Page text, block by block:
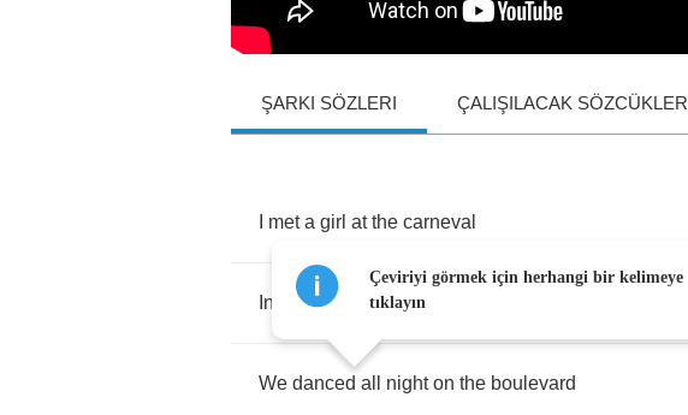
ŞARKI SÖZLERI ÇALIŞILACAK SÖZCÜKLER
met a girl at the carneval
In Rio de Janeiro
We danced all night on the boulevard
Çeviriyi görmek için herhangi bir kelimeye
tıklayın